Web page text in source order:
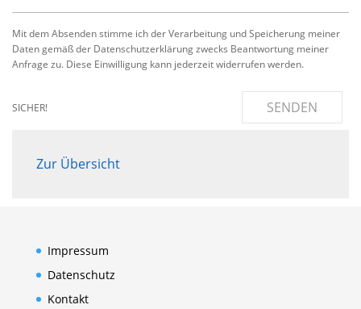
Mit dem Absenden stimme ich der Verarbeitung und Speicherung meiner
Daten gemäß der Datenschutzerklärung zwecks Beantwortung meiner
Anfrage zu. Diese Einwilligung kann jederzeit widerrufen werden.
SICHER! SENDEN
Zur Übersicht
Impressum
Datenschutz
Kontakt